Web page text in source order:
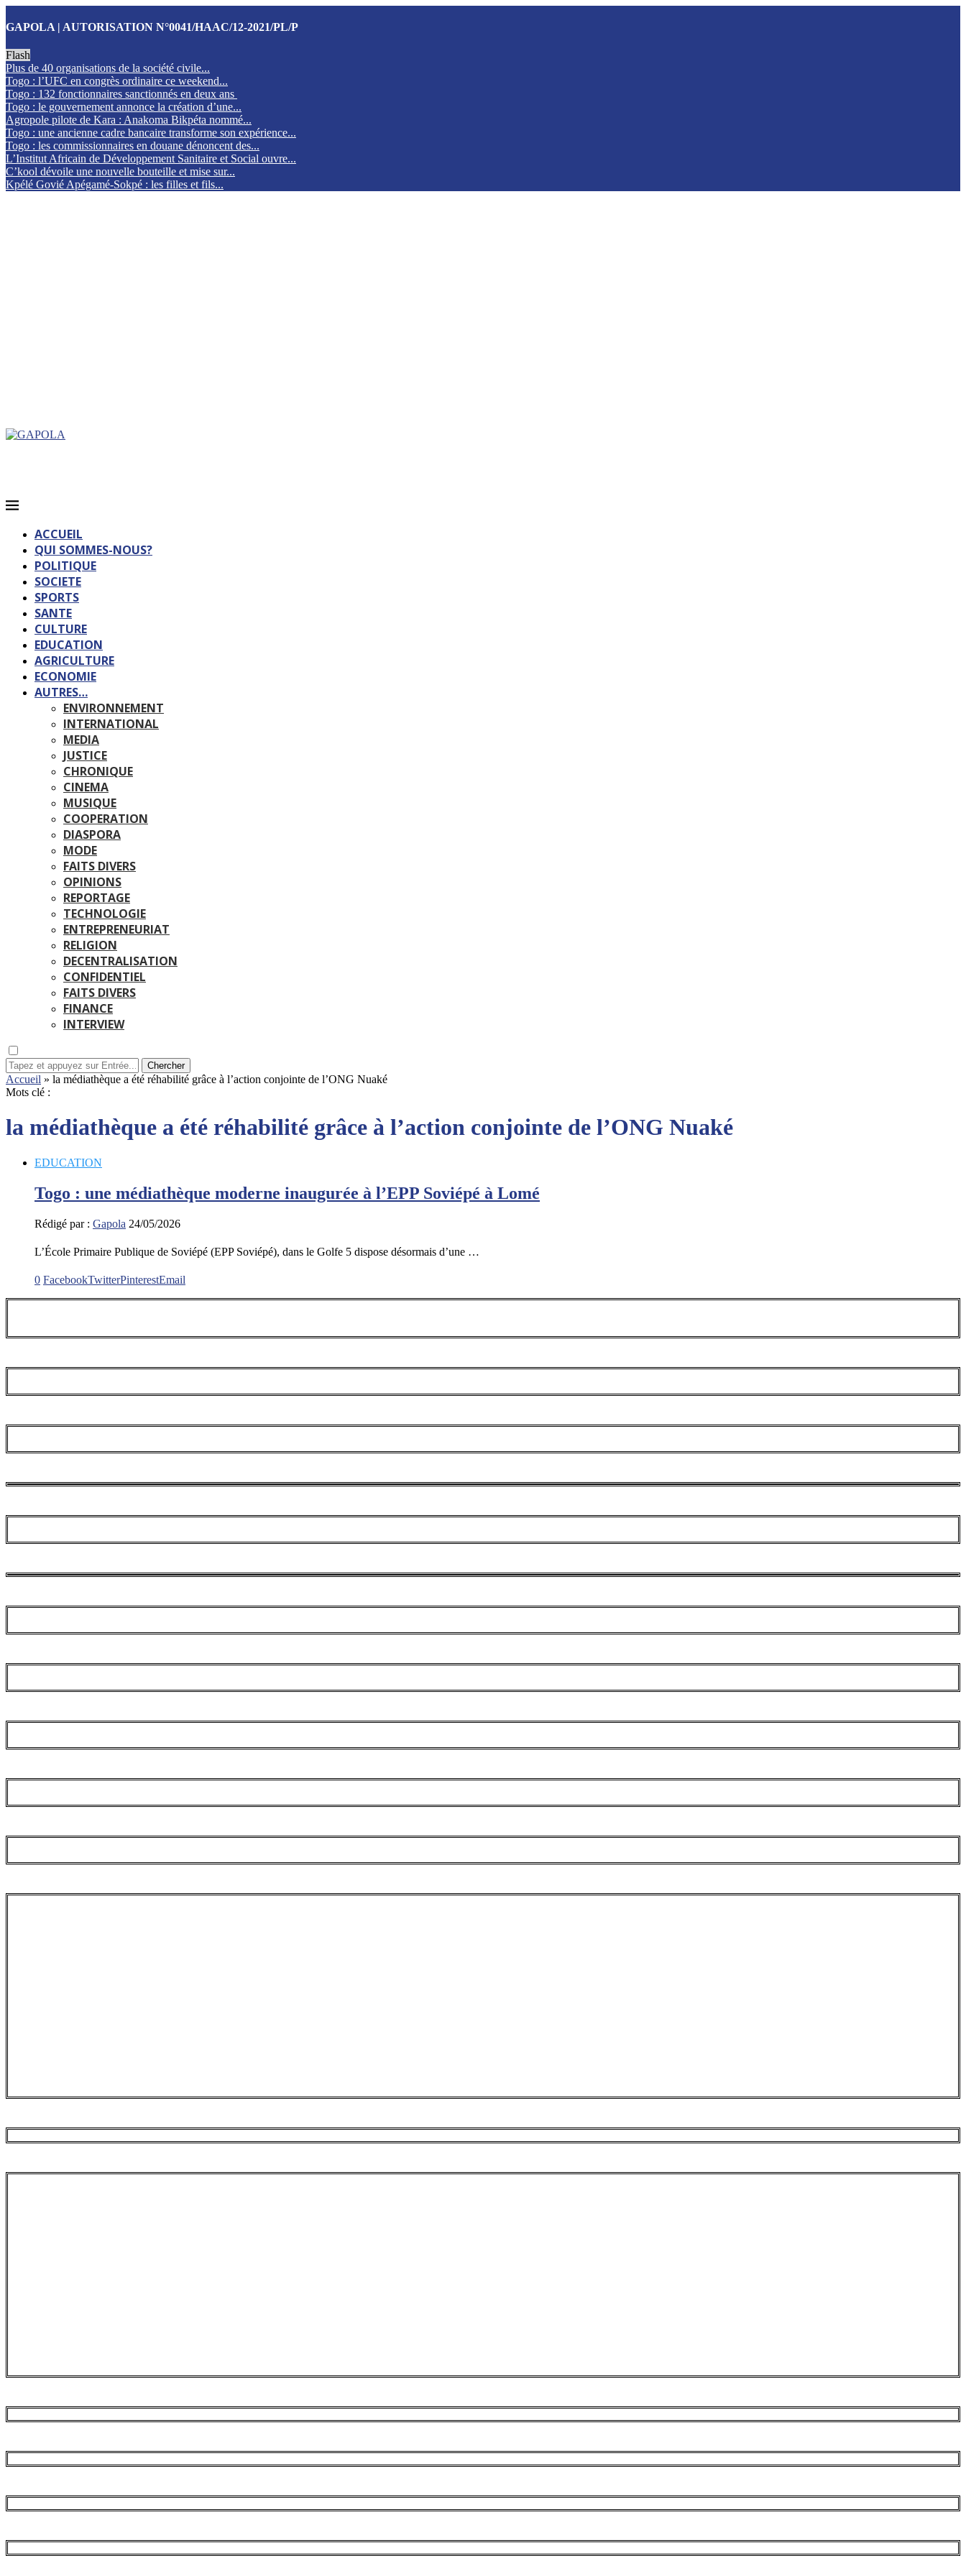
GAPOLA | AUTORISATION N°0041/HAAC/12-2021/PL/P
Flash
Plus de 40 organisations de la société civile...
Togo : l’UFC en congrès ordinaire ce weekend...
Togo : 132 fonctionnaires sanctionnés en deux ans
Togo : le gouvernement annonce la création d’une...
Agropole pilote de Kara : Anakoma Bikpéta nommé...
Togo : une ancienne cadre bancaire transforme son expérience...
Togo : les commissionnaires en douane dénoncent des...
L’Institut Africain de Développement Sanitaire et Social ouvre...
C’kool dévoile une nouvelle bouteille et mise sur...
Kpélé Govié Apégamé-Sokpé : les filles et fils...
ACCUEIL
QUI SOMMES-NOUS?
POLITIQUE
SOCIETE
SPORTS
SANTE
CULTURE
EDUCATION
AGRICULTURE
ECONOMIE
AUTRES…
ENVIRONNEMENT
INTERNATIONAL
MEDIA
JUSTICE
CHRONIQUE
CINEMA
MUSIQUE
COOPERATION
DIASPORA
MODE
FAITS DIVERS
OPINIONS
REPORTAGE
TECHNOLOGIE
ENTREPRENEURIAT
RELIGION
DECENTRALISATION
CONFIDENTIEL
FAITS DIVERS
FINANCE
INTERVIEW
Chercher
Accueil » la médiathèque a été réhabilité grâce à l’action conjointe de l’ONG Nuaké
Mots clé :
la médiathèque a été réhabilité grâce à l’action conjointe de l’ONG Nuaké
EDUCATION
Togo : une médiathèque moderne inaugurée à l’EPP Soviépé à Lomé
Rédigé par : Gapola 24/05/2026
L’École Primaire Publique de Soviépé (EPP Soviépé), dans le Golfe 5 dispose désormais d’une …
0 FacebookTwitterPinterestEmail